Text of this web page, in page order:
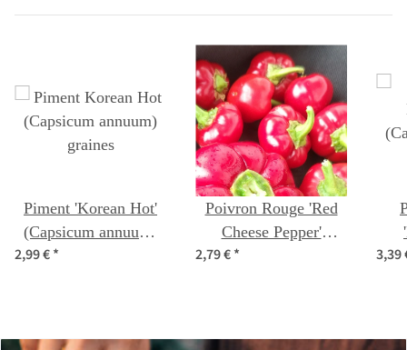
Piment 'Korean Hot'
(Capsicum annuum)
2,99 €*
Poivron Rouge 'Red
Cheese Pepper'
(Capsicum annuum)
2,79 €* 3,39